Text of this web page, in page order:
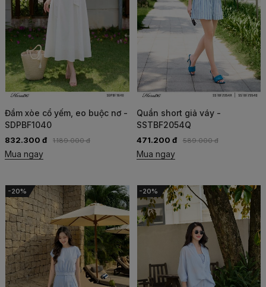
Đầm xòe cổ yếm, eo buộc nơ -
SDPBF1040
832.300 đ 1.189.000 đ
Mua ngay
Quần short giả váy -
SSTBF2054Q
471.200 đ 589.000 đ
Mua ngay
-20% -20%